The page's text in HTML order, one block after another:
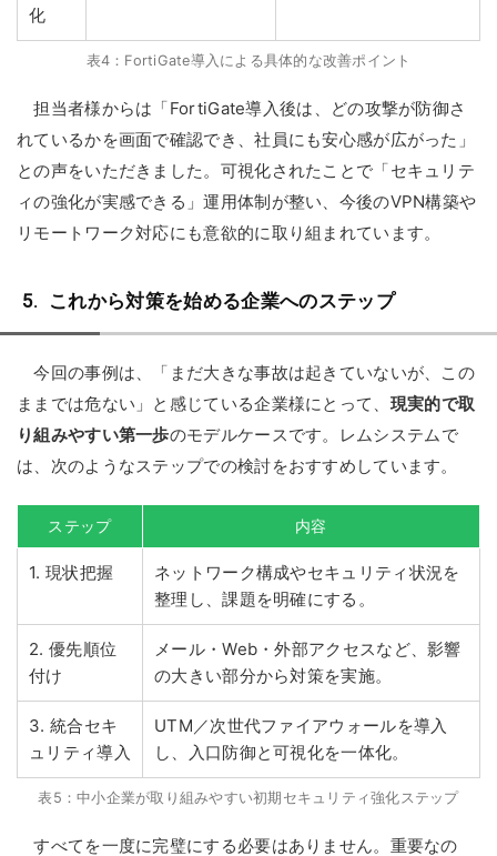
化
表4：FortiGate導入による具体的な改善ポイント
担当者様からは「FortiGate導入後は、どの攻撃が防御さ
れているかを画面で確認でき、社員にも安心感が広がった」
との声をいただきました。可視化されたことで「セキュリテ
ィの強化が実感できる」運用体制が整い、今後のVPN構築や
リモートワーク対応にも意欲的に取り組まれています。
これから対策を始める企業へのステップ
今回の事例は、「まだ大きな事故は起きていないが、この
ままでは危ない」と感じている企業様にとって、 現実的で取
り組みやすい第一歩のモデルケースです。レムシステムで
は、次のようなステップでの検討をおすすめしています。
ステップ 内容
1. 現状把握
ネットワーク構成やセキュリティ状況を
整理し、課題を明確にする。
2. 優先順位
付け
メール・Web・外部アクセスなど、影響
の大きい部分から対策を実施。
3. 統合セキ
ュリティ導入
UTM／次世代ファイアウォールを導入
し、入口防御と可視化を一体化。
表5：中小企業が取り組みやすい初期セキュリティ強化ステップ
すべてを一度に完璧にする必要はありません。重要なの